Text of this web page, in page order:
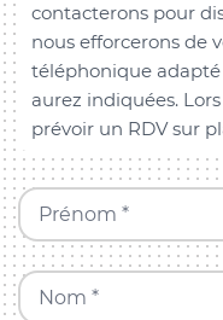
contacterons pour
nous efforcerons de
téléphonique
aurez indiquées.
prévoir un RDV sur
Prénom *
Nom *